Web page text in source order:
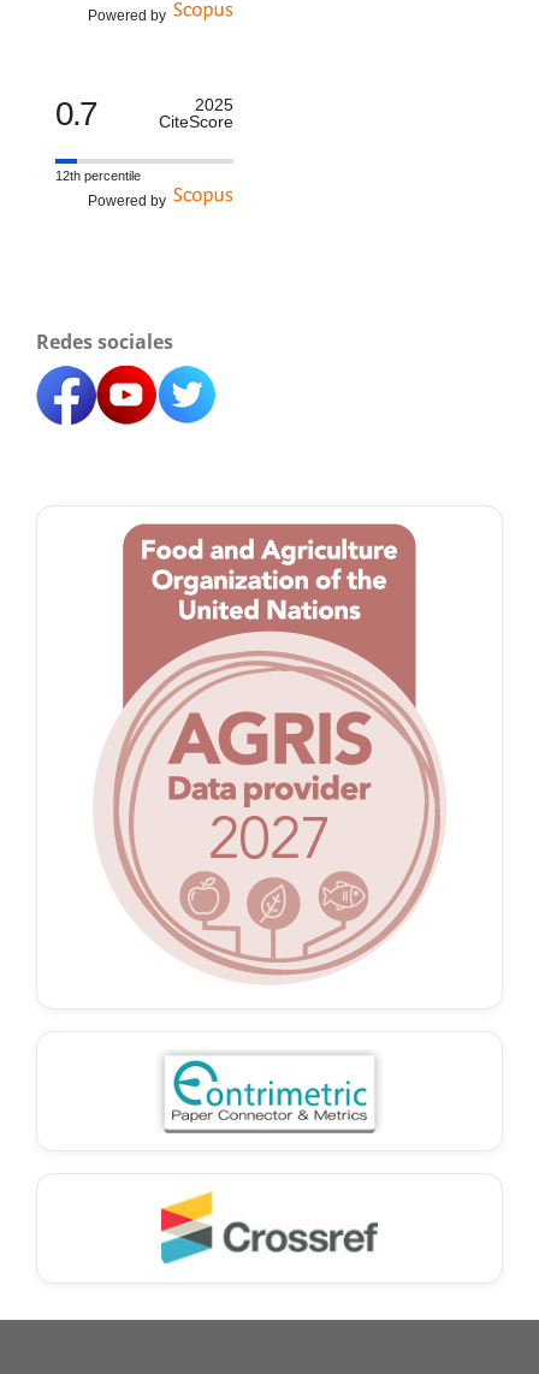
Powered by
0.7
2025
CiteScore
12th percentile
Powered by
Redes sociales